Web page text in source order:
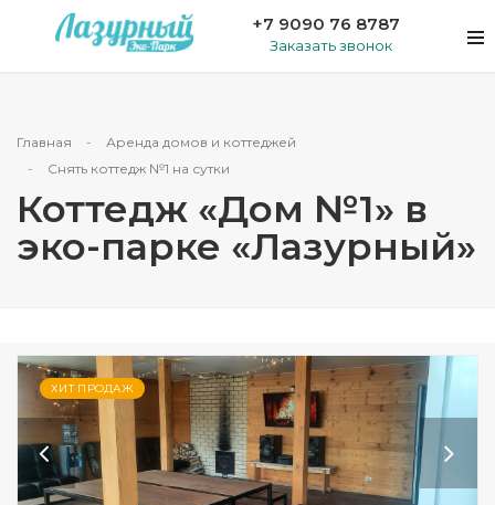
+7 9090 76 8787
Заказать звонок
Главная
Аренда домов и коттеджей
Снять коттедж №1 на сутки
Коттедж «Дом №1» в
эко-парке «Лазурный»
Previous Next
ХИТ ПРОДАЖ